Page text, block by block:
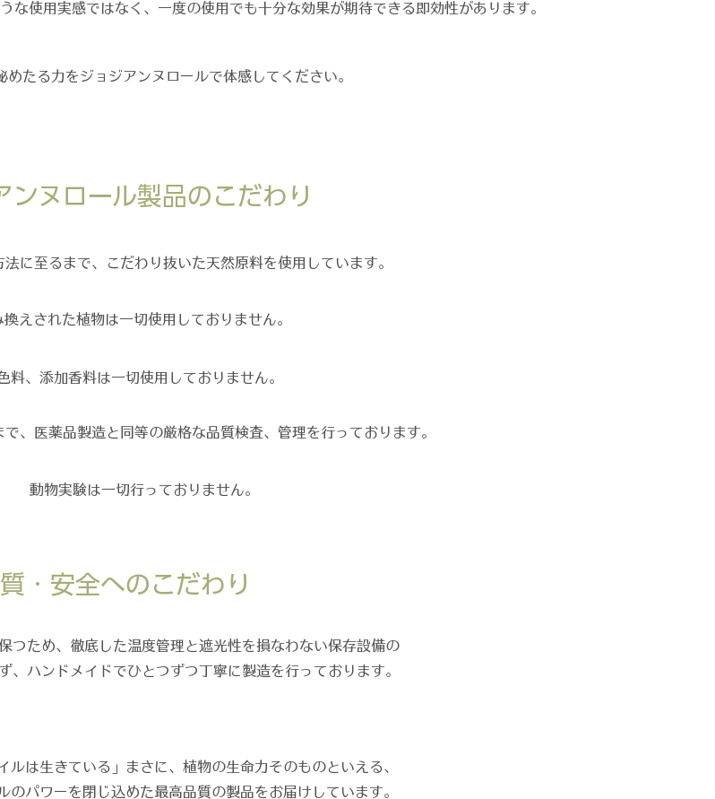
な使用実感ではなく、一度の使用でも十分な効果が期待できる即効性があります。
めたる力をジョジアンヌロールで体感してください。
ンヌロール製品のこだわり
に至るまで、こだわり抜いた天然原料を使用しています。
えされた植物は一切使用しておりません。
料、添加香料は一切使用しておりません。
、医薬品製造と同等の厳格な品質検査、管理を行っております。
動物実験は一切行っておりません。
・安全へのこだわり
つため、徹底した温度管理と遮光性を損なわない保存設備の
、ハンドメイドでひとつずつ丁寧に製造を行っております。
ルは生きている」まさに、植物の生命力そのものといえる、
のパワーを閉じ込めた最高品質の製品をお届けしています。